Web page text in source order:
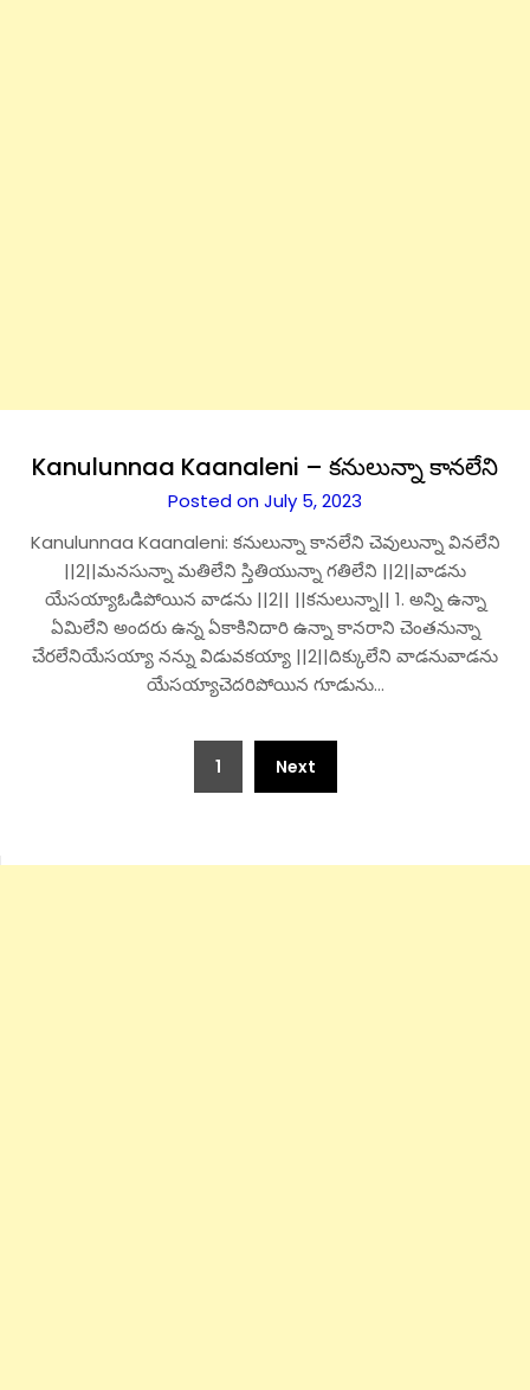
Kanulunnaa Kaanaleni – కనులున్నా కానలేని
Posted on July 5, 2023
Kanulunnaa Kaanaleni: కనులున్నా కానలేని చెవులున్నా వినలేని
||2||మనసున్నా మతిలేని స్తితియున్నా గతిలేని ||2||వాడను
యేసయ్యాఓడిపోయిన వాడను ||2|| ||కనులున్నా|| 1. అన్ని ఉన్నా
ఏమిలేని అందరు ఉన్న ఏకాకినిదారి ఉన్నా కానరాని చెంతనున్నా
చేరలేనియేసయ్యా నన్ను విడువకయ్యా ||2||దిక్కులేని వాడనువాడను
యేసయ్యాచెదరిపోయిన గూడును…
1 Next